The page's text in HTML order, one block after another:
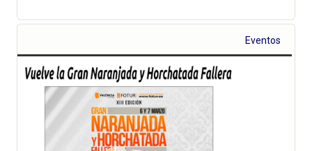
Eventos